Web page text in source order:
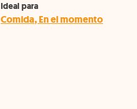
Ideal para
Comida,En el momento